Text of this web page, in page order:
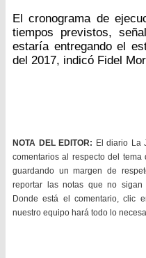
El cronograma de
tiempos previstos,
estaría entregando el
del 2017, indicó Fidel
NOTA DEL EDITOR: El diario La
comentarios al respecto del
guardando un margen de
reportar las notas que no sigan
Donde está el comentario, clic
nuestro equipo hará todo lo